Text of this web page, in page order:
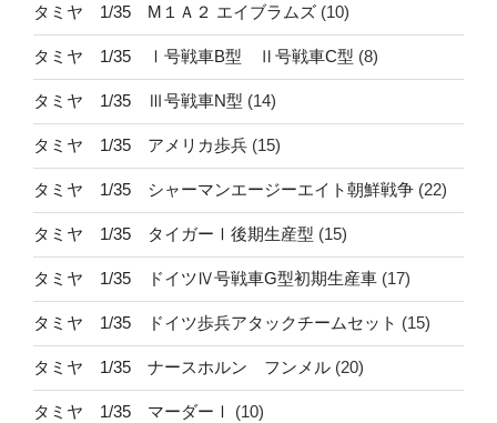
タミヤ 1/35 M１Ａ２ エイブラムズ (10)
タミヤ 1/35 Ⅰ号戦車B型 Ⅱ号戦車C型 (8)
タミヤ 1/35 Ⅲ号戦車N型 (14)
タミヤ 1/35 アメリカ歩兵 (15)
タミヤ 1/35 シャーマンエージーエイト朝鮮戦争 (22)
タミヤ 1/35 タイガーⅠ後期生産型 (15)
タミヤ 1/35 ドイツⅣ号戦車G型初期生産車 (17)
タミヤ 1/35 ドイツ歩兵アタックチームセット (15)
タミヤ 1/35 ナースホルン フンメル (20)
タミヤ 1/35 マーダーⅠ (10)